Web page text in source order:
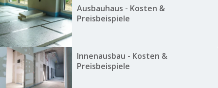
Ausbauhaus - Kosten &
Preisbeispiele
Innenausbau - Kosten &
Preisbeispiele